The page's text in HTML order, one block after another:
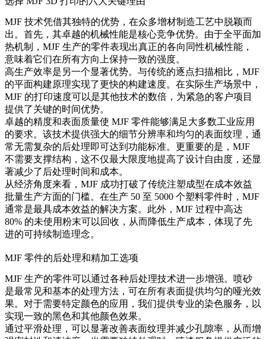
MJF 技术凭借其独特的优势，在众多增材制造工艺中脱颖而
出。首先，其卓越的机械性能是核心竞争优势。由于全平面加
热机制，MJF 生产的零件表现出真正的各向同性机械性能，
意味着它们在所有方向上保持一致的强度。
高生产效率是另一个显著优势。与传统的逐点扫描相比，MJF
的平面构建原理实现了更快的构建速度。在实际生产场景中，
MJF 的打印速度可以是其他技术的数倍，为紧急的客户项目
提供了关键的时间优势。
卓越的精度和表面质量使 MJF 零件能够满足大多数工业应用
的要求。该技术提供强大的细节分辨率和均匀的表面纹理，通
常无需复杂的后处理即可达到功能标准。更重要的是，MJF
不需要支撑结构，这不仅最大限度地提高了设计自由度，还显
著减少了后处理时间和成本。
从经济角度来看，MJF 成功打破了传统注塑成型在成本效益
批量生产方面的门槛。在生产 50 至 5000 个塑料零件时，MJF
通常是最具成本效益的解决方案。此外，MJF 过程中高达
80% 的未使用粉末可以回收，从而降低生产成本，体现了先
进的可持续制造理念。
MJF 零件的后处理和精加工选项
MJF 生产的零件可以通过各种后处理技术进一步增强。喷砂
是最常见和基本的处理方法，可在所有表面提供均匀的哑光效
果。对于需要特定颜色的应用，我们提供专业的染色服务，以
实现一致的黑色和其他颜色效果。
通过平滑处理，可以显著改善表面纹理并减少孔隙率，从而增